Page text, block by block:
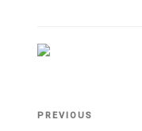
Navigasi
Previous
PREVIOUS